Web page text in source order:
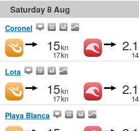
Saturday 8 Aug
Coronel
15kn
17kn
2.1
14
Lota
15kn
17kn
2.1
14
Playa Blanca